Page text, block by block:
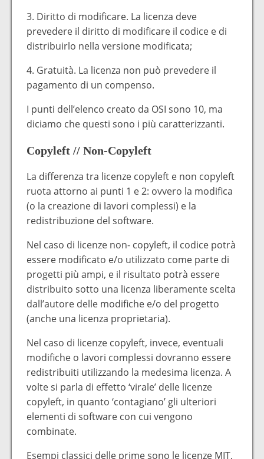
3. Diritto di modificare. La licenza deve
prevedere il diritto di modificare il codice e di
distribuirlo nella versione modificata;
4. Gratuità. La licenza non può prevedere il
pagamento di un compenso.
I punti dell’elenco creato da OSI sono 10, ma
diciamo che questi sono i più caratterizzanti.
Copyleft // Non-Copyleft
La differenza tra licenze copyleft e non copyleft
ruota attorno ai punti 1 e 2: ovvero la modifica
(o la creazione di lavori complessi) e la
redistribuzione del software.
Nel caso di licenze non- copyleft, il codice potrà
essere modificato e/o utilizzato come parte di
progetti più ampi, e il risultato potrà essere
distribuito sotto una licenza liberamente scelta
dall’autore delle modifiche e/o del progetto
(anche una licenza proprietaria).
Nel caso di licenze copyleft, invece, eventuali
modifiche o lavori complessi dovranno essere
redistribuiti utilizzando la medesima licenza. A
volte si parla di effetto ‘virale’ delle licenze
copyleft, in quanto ‘contagiano’ gli ulteriori
elementi di software con cui vengono
combinate.
Esempi classici delle prime sono le licenze MIT,